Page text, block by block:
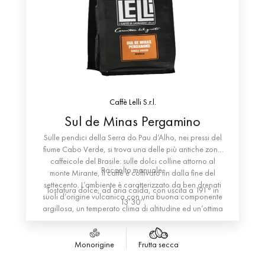
Caffè Lelli S.r.l.
Sul de Minas Pergamino
Sulle pendici della Serra do Pau d’Alho, nei pressi del
fiume Cabo Verde, si trova una delle più antiche zone
caffeicole del Brasile: sulle dolci colline attorno al
monte Mirante, il caffè è coltivato fin dalla fine del
settecento. L’ambiente è caratterizzato da ben drenati
suoli d’origine vulcanica con una buona componente
argillosa, un temperato clima di altitudine ed un’ottima
“Pergamino” è una selezione proveniente dalla prima
raccolta, fatta a maggio, e da quella principale che
Raccolto manuale.
Tostatura dolce, ad aria calda, con uscita a 191° in
13’30’’.
Monorigine Frutta secca